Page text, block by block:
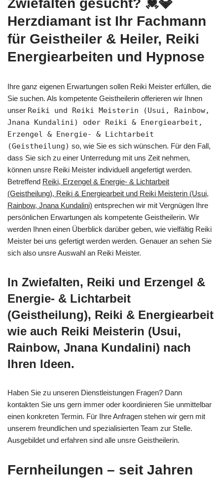
Zwiefalten gesucht? 💓️💎
Herzdiamant ist Ihr Fachmann
für Geistheiler & Heiler, Reiki
Energiearbeiten und Hypnose
Ihre ganz eigenen Erwartungen sollen Reiki Meister erfüllen, die
Sie suchen. Als kompetente Geistheilerin offerieren wir Ihnen
unser Reiki und Reiki Meisterin (Usui, Rainbow,
Jnana Kundalini) oder Reiki & Energiearbeit,
Erzengel & Energie- & Lichtarbeit
(Geistheilung) so, wie Sie es sich wünschen. Für den Fall,
dass Sie sich zu einer Unterredung mit uns Zeit nehmen,
können unsre Reiki Meister individuell angefertigt werden.
Betreffend Reiki, Erzengel & Energie- & Lichtarbeit
(Geistheilung), Reiki & Energiearbeit und Reiki Meisterin (Usui,
Rainbow, Jnana Kundalini) entsprechen wir mit Vergnügen Ihre
persönlichen Erwartungen als kompetente Geistheilerin. Wir
werden Ihnen einen Überblick darüber geben, wie vielfältig Reiki
Meister bei uns gefertigt werden werden. Genauer an sehen Sie
sich also unsre Auswahl an Reiki Meister.
In Zwiefalten, Reiki und Erzengel &
Energie- & Lichtarbeit
(Geistheilung), Reiki & Energiearbeit
wie auch Reiki Meisterin (Usui,
Rainbow, Jnana Kundalini) nach
Ihren Ideen.
Haben Sie zu unseren Dienstleistungen Fragen? Dann
kontakten Sie uns gern immer oder koordinieren Sie unmittelbar
einen konkreten Termin. Für Ihre Anfragen stehen wir gern mit
unserem freundlichen und spezialisierten Team zur Stelle.
Ausgebildet und erfahren sind alle unsre Geistheilerin.
Fernheilungen – seit Jahren